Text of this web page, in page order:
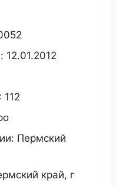
12.01.2012
112
Пермский
край, г